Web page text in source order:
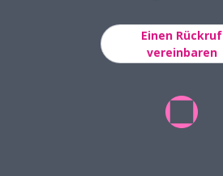
Einen Rückruf
vereinbaren